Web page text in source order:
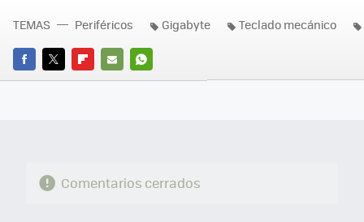
FACEBOOK
TWITTERFLIPBOARD
E-
WHATSAPP
TEMAS Periféricos Gigabyte Teclado mecánico
Comentarios cerrados